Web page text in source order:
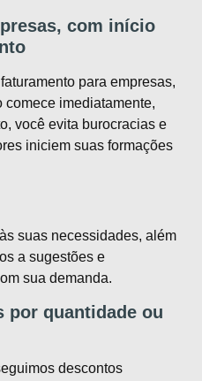
com início
para empresas,
comece imediatamente,
você evita burocracias e
iniciem suas formações
suas necessidades, além
a sugestões e
sua demanda.
por quantidade ou
descontos